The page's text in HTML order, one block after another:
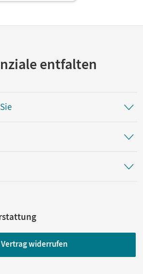
entfalten
Vertrag widerrufen